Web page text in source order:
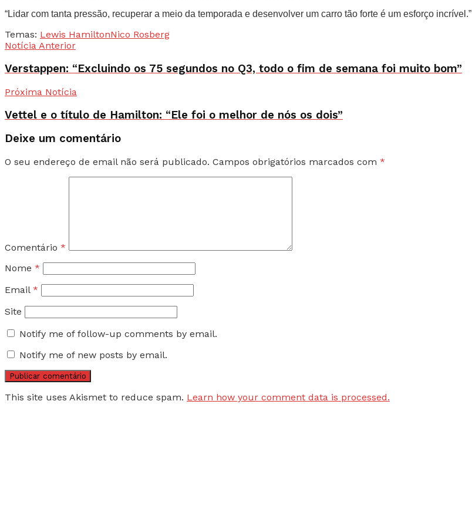
“Lidar com tanta pressão, recuperar a meio da temporada e desenvolver um carro tão forte é um esforço incrível.”
Temas: Lewis HamiltonNico Rosberg
Notícia Anterior
Verstappen: “Excluindo os 75 segundos no Q3, todo o fim de semana foi muito bom”
Próxima Notícia
Vettel e o título de Hamilton: “Ele foi o melhor de nós os dois”
Deixe um comentário
O seu endereço de email não será publicado. Campos obrigatórios marcados com *
Comentário *
Nome *
Email *
Site
Notify me of follow-up comments by email.
Notify me of new posts by email.
This site uses Akismet to reduce spam. Learn how your comment data is processed.